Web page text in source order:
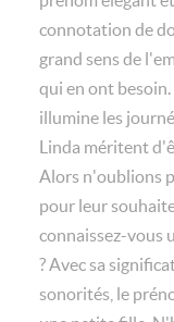
connotation de
grand sens de
qui en ont
illumine les
Linda méritent
Alors n'oublions
pour leur
connaissez-vous
? Avec sa
sonorités, le